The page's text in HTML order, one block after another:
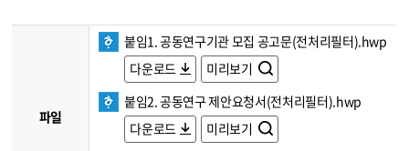
파일
붙임1. 공동연구기관 모집 공고문(전처리필터).hwp
다운로드
미리보기
붙임2. 공동연구 제안요청서(전처리필터).hwp
다운로드
미리보기